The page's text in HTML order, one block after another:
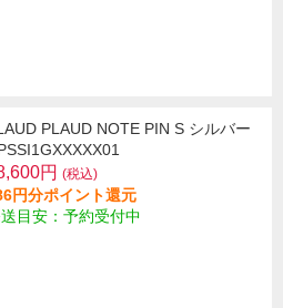
PLAUD NOTE PIN S シルバー
円 (税込)
円分ポイント還元
目安：予約受付中